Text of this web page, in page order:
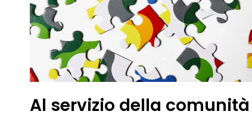
Al servizio della comunità